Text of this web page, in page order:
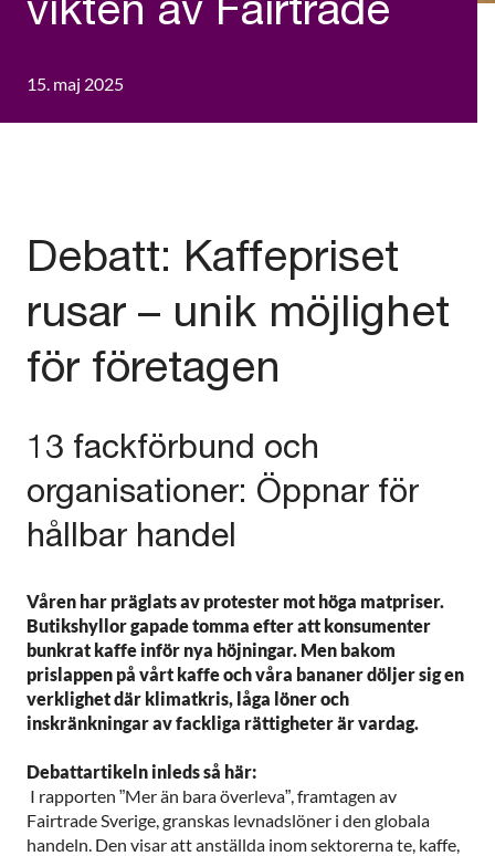
vikten av Fairtrade
15. maj 2025
Debatt: Kaffepriset
rusar – unik möjlighet
för företagen
13 fackförbund och
organisationer: Öppnar för
hållbar handel
Våren har präglats av protester mot höga matpriser.
Butikshyllor gapade tomma efter att konsumenter
bunkrat kaffe inför nya höjningar. Men bakom
prislappen på vårt kaffe och våra bananer döljer sig en
verklighet där klimatkris, låga löner och
inskränkningar av fackliga rättigheter är vardag.
Debattartikeln inleds så här:
I rapporten ”Mer än bara överleva”, framtagen av
Fairtrade Sverige, granskas levnadslöner i den globala
handeln. Den visar att anställda inom sektorerna te, kaffe,